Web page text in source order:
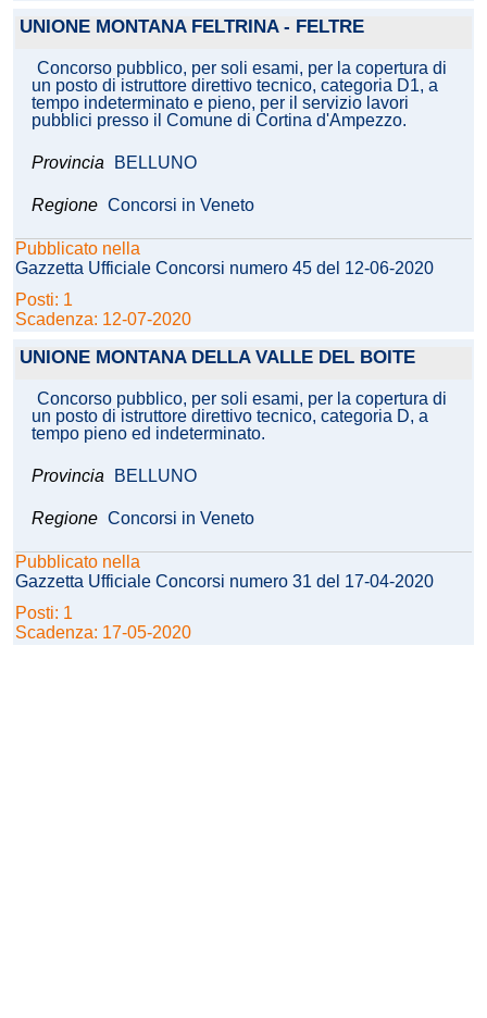
UNIONE MONTANA FELTRINA - FELTRE
Concorso pubblico, per soli esami, per la copertura di
un posto di istruttore direttivo tecnico, categoria D1, a
tempo indeterminato e pieno, per il servizio lavori
pubblici presso il Comune di Cortina d'Ampezzo.
Provincia BELLUNO
Regione Concorsi in Veneto
Pubblicato nella
Gazzetta Ufficiale Concorsi numero 45 del 12-06-2020
Posti: 1
Scadenza: 12-07-2020
UNIONE MONTANA DELLA VALLE DEL BOITE
Concorso pubblico, per soli esami, per la copertura di
un posto di istruttore direttivo tecnico, categoria D, a
tempo pieno ed indeterminato.
Provincia BELLUNO
Regione Concorsi in Veneto
Pubblicato nella
Gazzetta Ufficiale Concorsi numero 31 del 17-04-2020
Posti: 1
Scadenza: 17-05-2020